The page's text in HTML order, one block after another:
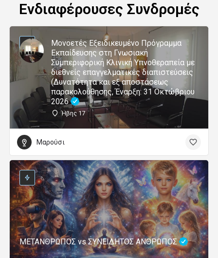
Ενδιαφέρουσες Συνδρομές
Μονοετές Εξειδικευμένο Πρόγραμμα
Εκπαίδευσης στη Γνωσιακή
Συμπεριφορική Κλινική Υπνοθεραπεία με
διεθνείς επαγγελματικές διαπιστεύσεις
(Δυνατότητα και εξ αποστάσεως
παρακολούθησης, Έναρξη: 31 Οκτώβριου
2026
Ήβης 17
Μαρούσι
ΜΕΤΑΝΘΡΩΠΟΣ vs ΣΥΝΕΙΔΗΤΟΣ ΑΝΘΡΩΠΟΣ